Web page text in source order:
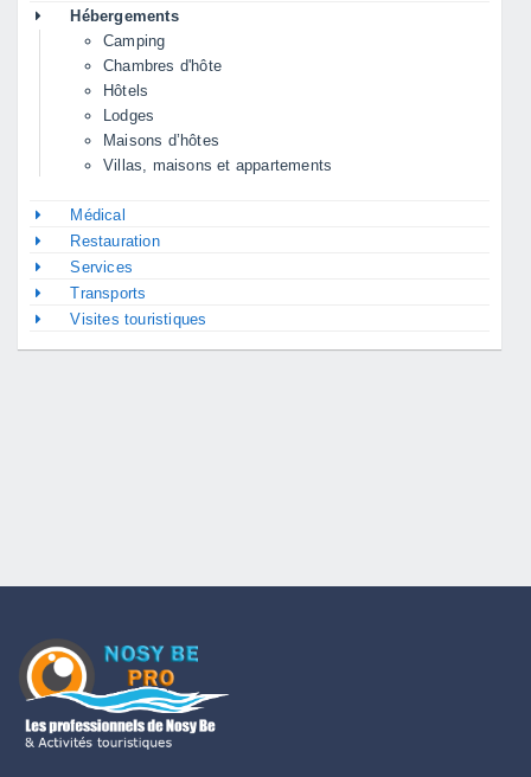
Hébergements
Camping
Chambres d'hôte
Hôtels
Lodges
Maisons d’hôtes
Villas, maisons et appartements
Médical
Restauration
Services
Transports
Visites touristiques